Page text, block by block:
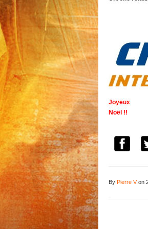
Joyeux
Noël !!
By Pierre Von